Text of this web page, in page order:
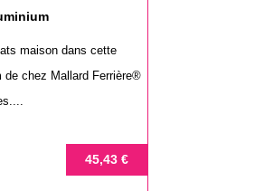
maison dans cette
de chez Mallard Ferrière®
45,43 €